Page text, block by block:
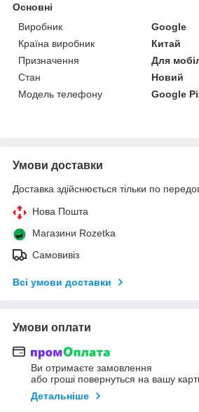
Основні
Виробник
Google
Країна виробник
Китай
Призначення
Для
Стан
Новий
Модель телефону
Google
Умови доставки
Доставка здійснюється тільки по
Нова Пошта
Магазини Rozetka
Самовивіз
Всі умови доставки
Умови оплати
Ви отримаєте замовлення
або гроші повернуться на вашу
Детальніше